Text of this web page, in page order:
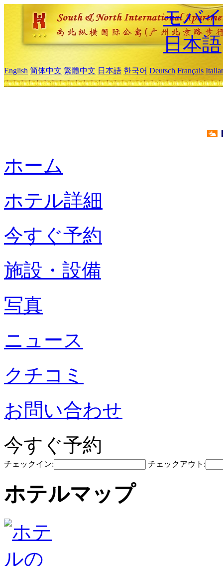
モバ
日本語
English 简体中文 繁體中文 日本語 한국어 Deutsch Français
ホーム
ホテル詳細
今すぐ予約
施設・設備
写真
ニュース
クチコミ
お問い合わせ
今すぐ予約
チェックイン: チェックアウト:
ホテルマップ